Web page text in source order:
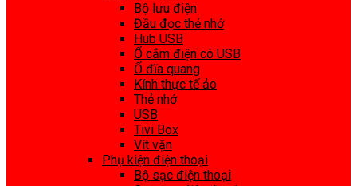
Bộ lưu điện
Đầu đọc thẻ nhớ
Hub USB
Ổ cắm điện có USB
Ổ đĩa quang
Kính thực tế ảo
Thẻ nhớ
USB
Tivi Box
Vít vặn
Phụ kiện điện thoại
Bộ sạc điện thoại